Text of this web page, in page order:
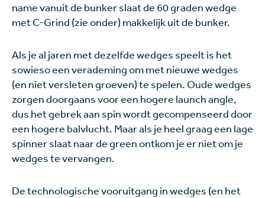
name vanuit de bunker slaat de 60 graden wedge
met C-Grind (zie onder) makkelijk uit de bunker.
Als je al jaren met dezelfde wedges speelt is het
sowieso een verademing om met nieuwe wedges
(en niet versleten groeven) te spelen. Oude wedges
zorgen doorgaans voor een hogere launch angle,
dus het gebrek aan spin wordt gecompenseerd door
een hogere balvlucht. Maar als je heel graag een lage
spinner slaat naar de green ontkom je er niet om je
wedges te vervangen.
De technologische vooruitgang in wedges (en het